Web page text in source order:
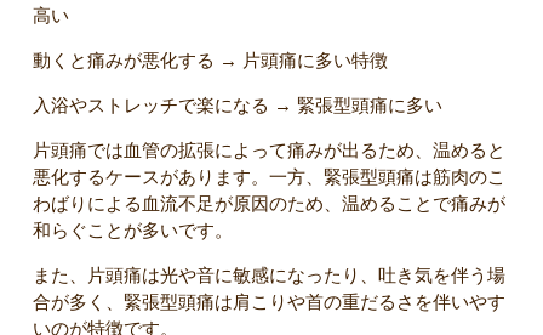
高い
動くと痛みが悪化する → 片頭痛に多い特徴
入浴やストレッチで楽になる → 緊張型頭痛に多い
片頭痛では血管の拡張によって痛みが出るため、温めると
悪化するケースがあります。一方、緊張型頭痛は筋肉のこ
わばりによる血流不足が原因のため、温めることで痛みが
和らぐことが多いです。
また、片頭痛は光や音に敏感になったり、吐き気を伴う場
合が多く、緊張型頭痛は肩こりや首の重だるさを伴いやす
いのが特徴です。